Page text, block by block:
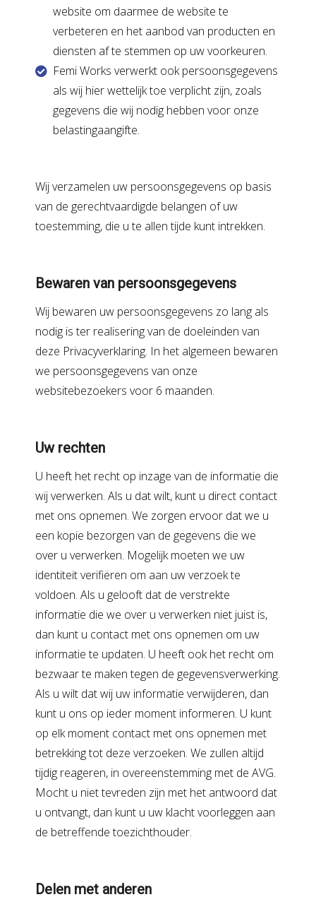
website om daarmee de website te
verbeteren en het aanbod van producten en
diensten af te stemmen op uw voorkeuren.
Femi Works verwerkt ook persoonsgegevens
als wij hier wettelijk toe verplicht zijn, zoals
gegevens die wij nodig hebben voor onze
belastingaangifte.
Wij verzamelen uw persoonsgegevens op basis
van de gerechtvaardigde belangen of uw
toestemming, die u te allen tijde kunt intrekken.
Bewaren van persoonsgegevens
Wij bewaren uw persoonsgegevens zo lang als
nodig is ter realisering van de doeleinden van
deze Privacyverklaring. In het algemeen bewaren
we persoonsgegevens van onze
websitebezoekers voor 6 maanden.
Uw rechten
U heeft het recht op inzage van de informatie die
wij verwerken. Als u dat wilt, kunt u direct contact
met ons opnemen. We zorgen ervoor dat we u
een kopie bezorgen van de gegevens die we
over u verwerken. Mogelijk moeten we uw
identiteit verifiëren om aan uw verzoek te
voldoen. Als u gelooft dat de verstrekte
informatie die we over u verwerken niet juist is,
dan kunt u contact met ons opnemen om uw
informatie te updaten. U heeft ook het recht om
bezwaar te maken tegen de gegevensverwerking.
Als u wilt dat wij uw informatie verwijderen, dan
kunt u ons op ieder moment informeren. U kunt
op elk moment contact met ons opnemen met
betrekking tot deze verzoeken. We zullen altijd
tijdig reageren, in overeenstemming met de AVG.
Mocht u niet tevreden zijn met het antwoord dat
u ontvangt, dan kunt u uw klacht voorleggen aan
de betreffende toezichthouder.
Delen met anderen